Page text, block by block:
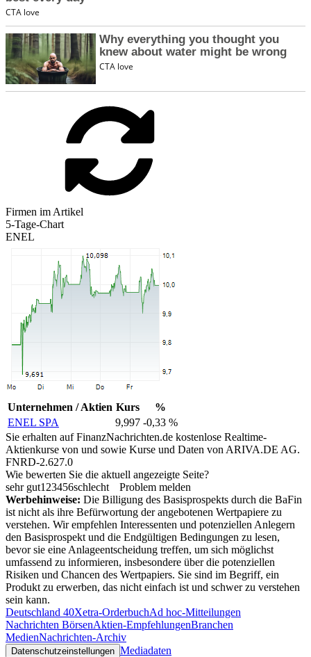
Firmen im Artikel
5-Tage-Chart
ENEL
Unternehmen / Aktien Kurs
%
ENEL SPA
9,997 -0,33 %
Sie erhalten auf FinanzNachrichten.de kostenlose Realtime-
Aktienkurse von und sowie Kurse und Daten von ARIVA.DE AG.
FNRD-2.627.0
Wie bewerten Sie die aktuell angezeigte Seite?
sehr gut1 23456schlecht
Problem melden
Werbehinweise: Die Billigung des Basisprospekts durch die BaFin
ist nicht als ihre Befürwortung der angebotenen Wertpapiere zu
verstehen. Wir empfehlen Interessenten und potenziellen Anlegern
den Basisprospekt und die Endgültigen Bedingungen zu lesen,
bevor sie eine Anlageentscheidung treffen, um sich möglichst
umfassend zu informieren, insbesondere über die potenziellen
Risiken und Chancen des Wertpapiers. Sie sind im Begriff, ein
Produkt zu erwerben, das nicht einfach ist und schwer zu verstehen
sein kann.
Deutschland 40Xetra-OrderbuchAd hoc-Mitteilungen
Nachrichten BörsenAktien-EmpfehlungenBranchen
MedienNachrichten-Archiv
Datenschutzeinstellungen Mediadaten